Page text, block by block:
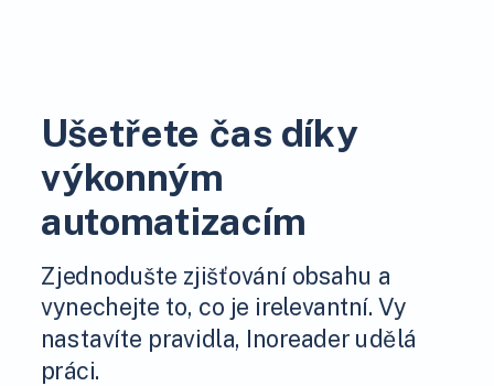
Ušetřete čas díky
výkonným
automatizacím
Zjednodušte zjišťování obsahu a
vynechejte to, co je irelevantní. Vy
nastavíte pravidla, Inoreader udělá
práci.